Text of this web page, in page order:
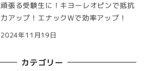
頑張る受験生に！キヨーレオピンで抵抗
力アップ！エナックWで効率アップ！
2024年11月19日
カテゴリー